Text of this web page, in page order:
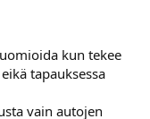
kun tekee
tapauksessa
vain autojen